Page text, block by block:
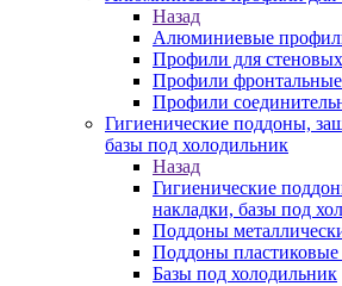
Назад
Алюминиевые
Профили для
Профили
Профили
Гигиенические поддоны,
базы под холодильник
Назад
Гигиенические
накладки, базы под
Поддоны
Поддоны пластиковые
Базы под холодильник